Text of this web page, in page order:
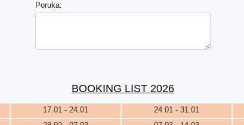
Poruka:
BOOKING LIST 2026
17.01 - 24.01 24.01 - 31.01